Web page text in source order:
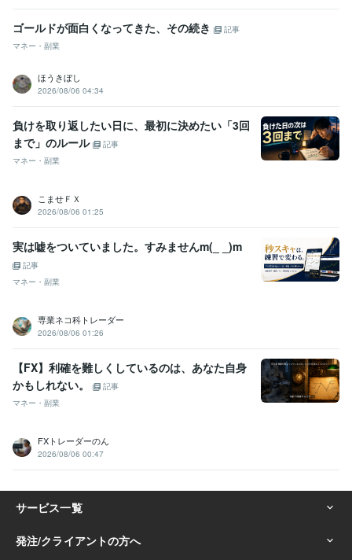
ゴールドが面白くなってきた、その続き
記事
マネー・副業
ほうきぼし
2026/08/06 04:34
負けを取り返したい日に、最初に決めたい「3回
まで」のルール
記事
マネー・副業
こませＦＸ
2026/08/06 01:25
実は嘘をついていました。すみませんm(_ _)m
記事
マネー・副業
専業ネコ科トレーダー
2026/08/06 01:26
【FX】利確を難しくしているのは、あなた自身
かもしれない。
記事
マネー・副業
FXトレーダーのん
2026/08/06 00:47